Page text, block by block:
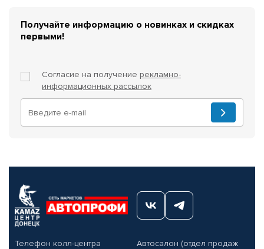
Получайте информацию о новинках и скидках
первыми!
Согласие на получение рекламно-
информационных рассылок
Телефон колл-центра
Автосалон (отдел продаж